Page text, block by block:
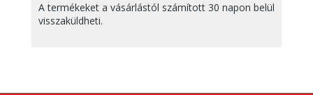
A termékeket a vásárlástól számított 30 napon belül
visszaküldheti.